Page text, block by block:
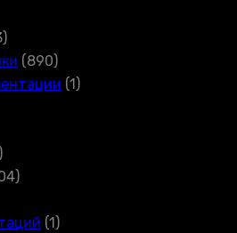
(890)
(1)
(1)